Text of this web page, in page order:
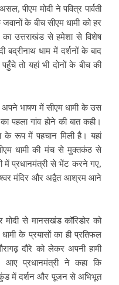
पीएम मोदी ने पवित्र पार्वती
के बीच सीएम धामी को हर
उत्तराखंड से हमेशा से विशेष
बद्रीनाथ धाम में दर्शनों के बाद
तो यहां भी दोनों के बीच की
अपने भाषण में सीएम धामी के उस
पहला गांव होने की बात कही।
रूप में पहचान मिली है। यहां
धामी की मंच से मुक्तकंठ से
में प्रधानमंत्री से भेंट करने गए,
मंदिर और अद्वैत आश्रम आने
मोदी से मानसखंड कॉरिडोर को
के प्रयासों का ही प्रतिफल
दौरे को लेकर अपनी हामी
आए प्रधानमंत्री ने कहा कि
कुंड में दर्शन और पूजन से अभिभूत